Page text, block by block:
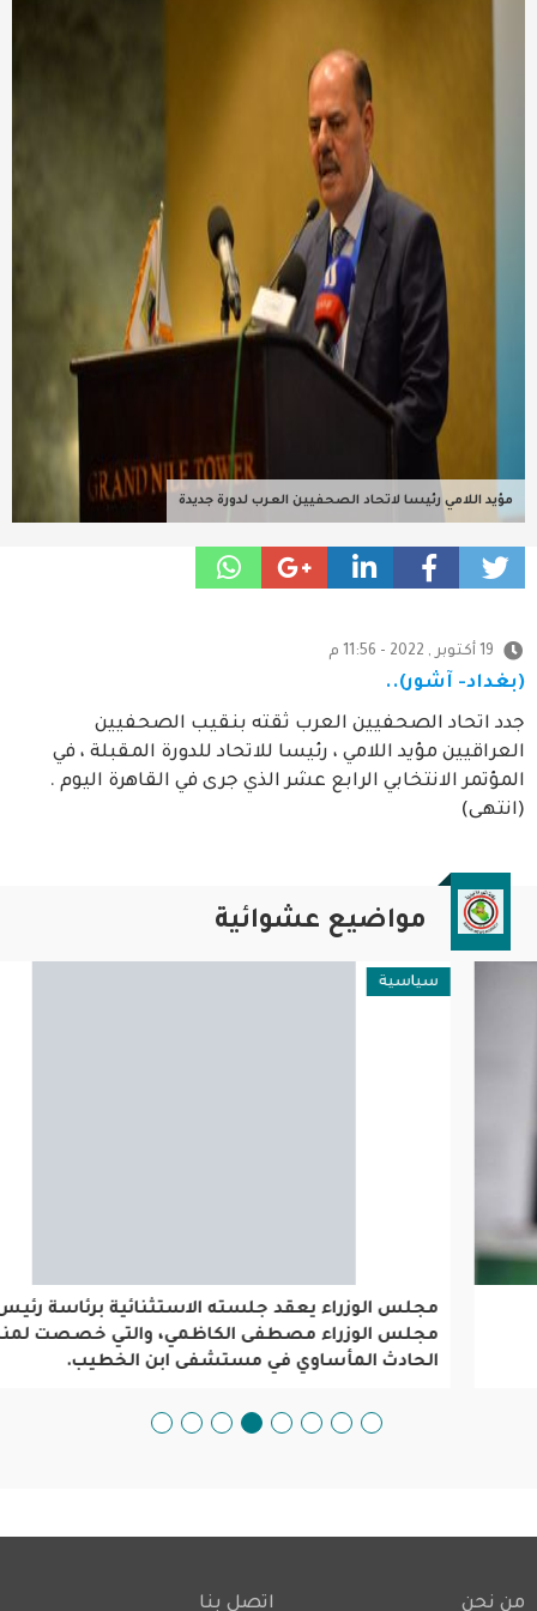
مؤيد اللامي رئيسا لاتحاد الصحفيين العرب لدورة جديدة
19 أكتوبر , 2022 - 11:56 م
(بغداد- آشور)..
جدد اتحاد الصحفيين العرب ثقته بنقيب الصحفيين
العراقيين مؤيد اللامي ، رئيسا للاتحاد للدورة المقبلة ، في
المؤتمر الانتخابي الرابع عشر الذي جرى في القاهرة اليوم .
(انتهى)
مواضيع عشوائية
مجلس الوزراء يعقد جلسته الاستثنائية برئاسة رئيس مجلس
الوزراء مصطفى الكاظمي، والتي خصصت لمناقشة الحادث
المأساوي في مستشفى ابن الخطيب.
من نحن اتصل بنا
تحقيقات صحفية
مقالات
عامة ومنوعات
طب وصحة